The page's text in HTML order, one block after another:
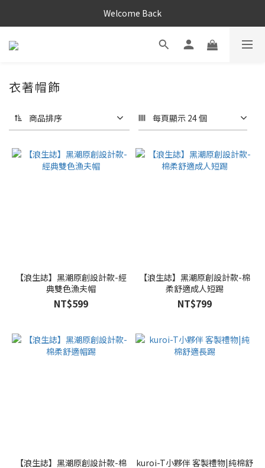
Welcome Back
衣著帽飾
商品排序 每頁顯示 24 個
【浪生誌】黑潮原創設計款-經
典雙色漁夫帽
NT$599
【浪生誌】黑潮原創設計款-棉
柔舒適成人短踢
NT$799
【浪生誌】黑潮原創設計款-棉
kuroi-T小夥伴 客製禮物|純棉舒